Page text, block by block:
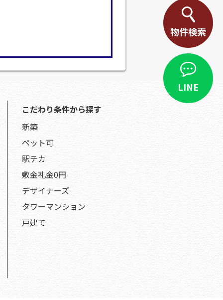
物件検索
LINE
こだわり条件から探す
新築
ペット可
駅チカ
敷金礼金0円
デザイナーズ
タワーマンション
戸建て